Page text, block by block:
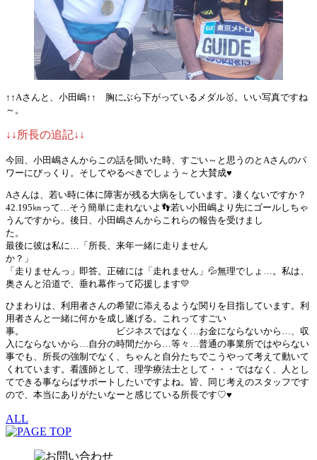
↑↑Aさんと、小田嶋↑↑ 胸にぶら下がっているメダル🥇。いい写真ですね
～。
↓↓所長の追記↓↓
今回、小田嶋さんからこの話を聞いた時、すごい～と思うのとAさんのパ
ワーにびっくり。そしてやるべきでしょう～と大賛成♥
Aさんは、若い時に体に障害が残る大病をしています。凄くないですか？
42.195㎞って…そう簡単に走れないよ👣若い小田嶋より先にゴールしちゃ
うんですから。後日、小田嶋さんからこれらの報告を受けまし
た
最後に彼は私に…「所長、来年一緒に走りません
か？
「走りませんっ」即答。正確には「走れません」💦無理でしょ…。私は、
奥さんと沿道で、垂れ幕作って応援します💛
ひまわりは、利用者さんの希望に添えるような関りを目指しています。利
用者さんと一緒に何かを成し遂げる。これってすごい
事。 ビジネスではなく…お金にならないから…、収
入にならないから…自分の時間だから…等々…普通の事業所ではやらない
事でも、所長の強制でなく、ちゃんと自分たちでこうやって考えて動いて
くれています。看護師として、理学療法士として・・・ではなく、人とし
てできる事ならばサポートしたいですよね。皆、同じ考えのスタッフです
ので、本当にありがたいなーと感じている所長です♡♥
ALL